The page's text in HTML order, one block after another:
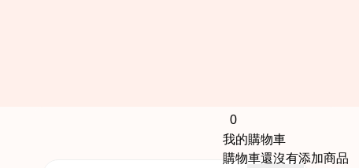
0
我的購物車
購物車還沒有添加商品